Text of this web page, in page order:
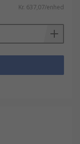
Kr. 637,07/enhed